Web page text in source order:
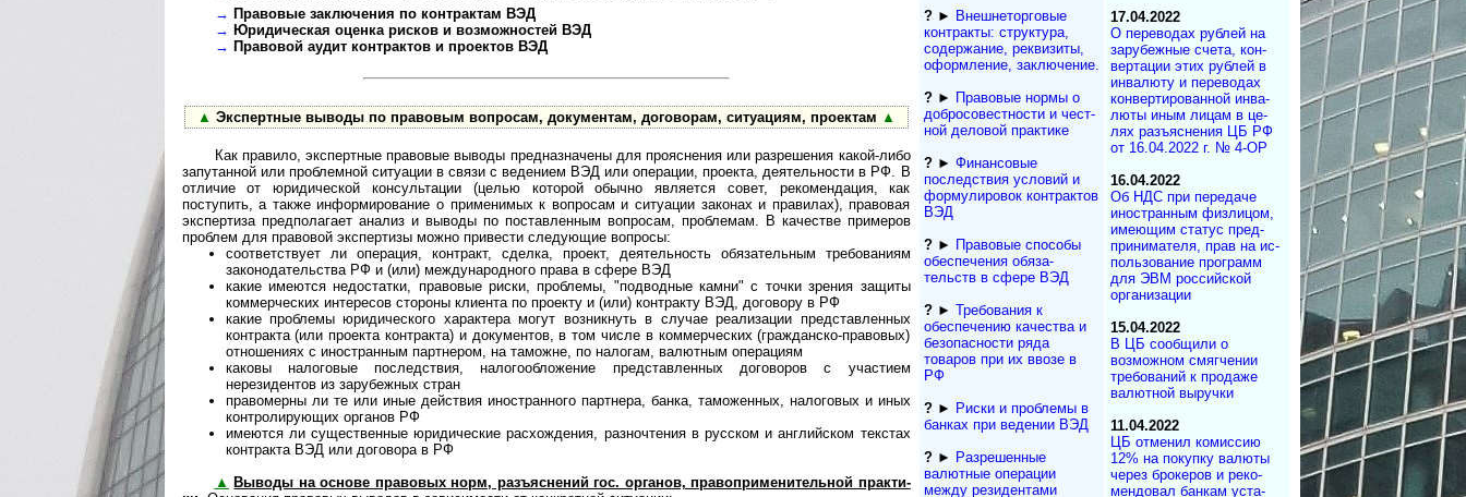
→ Правовые заключения по контрактам ВЭД
→ Юридическая оценка рисков и возможностей ВЭД
→ Правовой аудит контрактов и проектов ВЭД
▲ Экспертные выводы по правовым вопросам, документам, договорам, ситуациям, проектам ▲
Как правило, экспертные правовые выводы предназначены для прояснения или разрешения какой-либо
запутанной или проблемной ситуации в связи с ведением ВЭД или операции, проекта, деятельности в РФ. В
отличие от юридической консультации (целью которой обычно является совет, рекомендация, как
поступить, а также информирование о применимых к вопросам и ситуации законах и правилах), правовая
экспертиза предполагает анализ и выводы по поставленным вопросам, проблемам. В качестве примеров
проблем для правовой экспертизы можно привести следующие вопросы:
соответствует ли операция, контракт, сделка, проект, деятельность обязательным требованиям
законодательства РФ и (или) международного права в сфере ВЭД
какие имеются недостатки, правовые риски, проблемы, "подводные камни" с точки зрения защиты
коммерческих интересов стороны клиента по проекту и (или) контракту ВЭД, договору в РФ
какие проблемы юридического характера могут возникнуть в случае реализации представленных
контракта (или проекта контракта) и документов, в том числе в коммерческих (гражданско-правовых)
отношениях с иностранным партнером, на таможне, по налогам, валютным операциям
каковы налоговые последствия, налогообложение представленных договоров с участием
нерезидентов из зарубежных стран
правомерны ли те или иные действия иностранного партнера, банка, таможенных, налоговых и иных
контролирующих органов РФ
имеются ли существенные юридические расхождения, разночтения в русском и английском текстах
контракта ВЭД или договора в РФ
▲ Выводы на основе правовых норм, разъяснений гос. органов, пра­во­при­ме­ни­тель­ной прак­ти­
?► Внешнеторговые
контракты: структура,
содержание, реквизиты,
оформление, заключение.
?► Правовые нормы о
добросовестности и чест­
ной деловой практике
?► Финансовые
последствия условий и
формулировок контрактов
ВЭД
?► Правовые способы
обеспечения обяза­
тельств в сфере ВЭД
?► Требования к
обеспечению качества и
безопасности ряда
товаров при их ввозе в
РФ
?► Риски и проблемы в
банках при ведении ВЭД
?► Разрешенные
валютные операции
между резидентами
17.04.2022
О переводах рублей на
за­ру­беж­ные счета, кон­
вер­та­ции этих руб­лей в
ин­ва­лю­ту и пе­ре­во­дах
кон­вер­ти­ро­ван­ной ин­ва­
лю­ты иным ли­цам в це­
лях разъ­яс­не­ния ЦБ РФ
от 16.04.2022 г. № 4-ОР
16.04.2022
Об НДС при передаче
иностранным физлицом,
имеющим статус пред­
при­ни­ма­те­ля, прав на ис­
поль­зо­ва­ние программ
для ЭВМ российской
организации
15.04.2022
В ЦБ сообщили о
возможном смягчении
требований к продаже
валютной выручки
11.04.2022
ЦБ отменил комиссию
12% на покупку валюты
через брокеров и ре­ко­
мен­до­вал банкам ус­та­